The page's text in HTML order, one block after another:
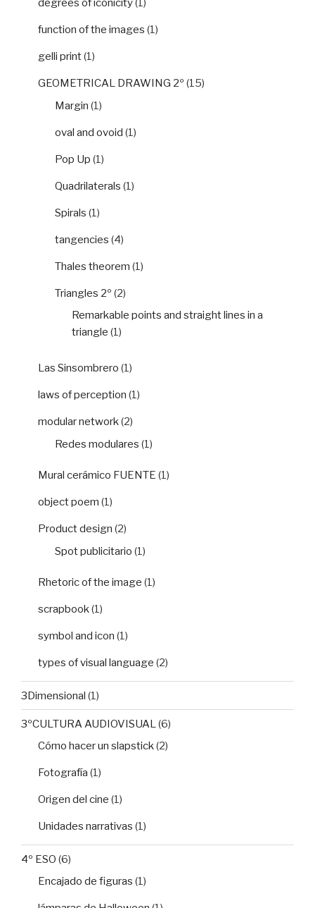
degrees of iconicity(1)
function of the images (1)
gelli print(1)
GEOMETRICAL DRAWING 2º (15)
Margin (1)
oval and ovoid (1)
Pop Up (1)
Quadrilaterals (1)
Spirals (1)
tangencies (4)
Thales theorem (1)
Triangles 2º (2)
Remarkable points and straight lines in a
triangle (1)
Las Sinsombrero (1)
laws of perception (1)
modular network(2)
Redes modulares (1)
Mural cerámico FUENTE (1)
object poem (1)
Product design (2)
Spot publicitario (1)
Rhetoric of the image (1)
scrapbook(1)
symbol and icon (1)
types of visual language (2)
3Dimensional (1)
3ºCULTURA AUDIOVISUAL(6)
Cómo hacer un slapstick(2)
Fotografía (1)
Origen del cine (1)
Unidades narrativas (1)
4º ESO (6)
Encajado de figuras (1)